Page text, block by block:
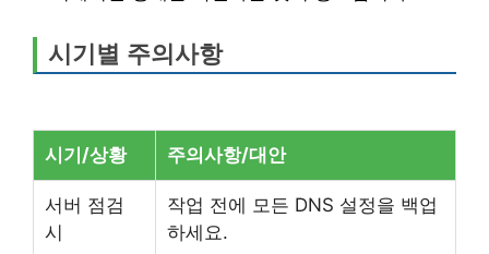
시기별 주의사항
시기/상황 주의사항/대안
서버 점검
시
작업 전에 모든 DNS 설정을 백업
하세요.